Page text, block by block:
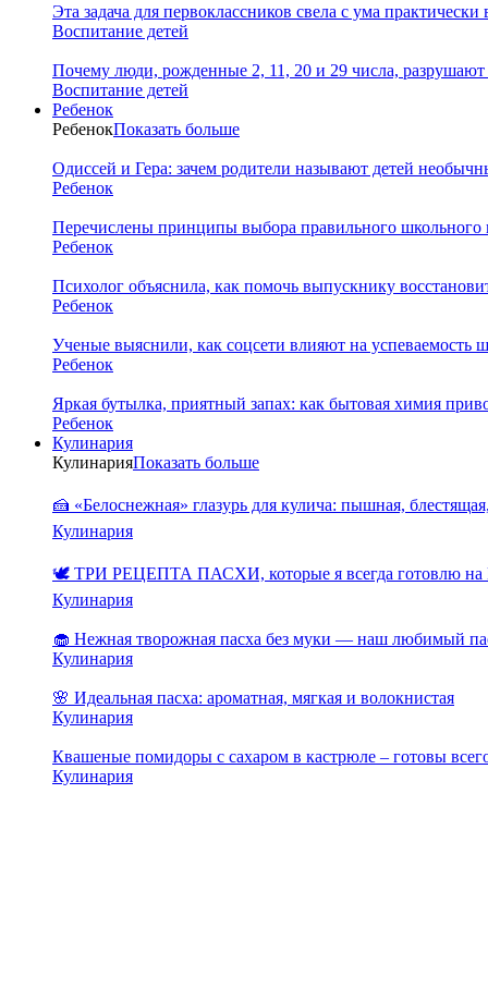
Эта задача для первоклассников свела с ума практически
Воспитание детей
Почему люди, рожденные 2, 11, 20 и 29 числа,
Воспитание детей
Ребенок
РебенокПоказать больше
Одиссей и Гера: зачем родители называют детей
Ребенок
Перечислены принципы выбора правильного школьного
Ребенок
Психолог объяснила, как помочь выпускнику
Ребенок
Ученые выяснили, как соцсети влияют на успеваемость
Ребенок
Яркая бутылка, приятный запах: как бытовая химия
Ребенок
Кулинария
КулинарияПоказать больше
🍰 «Белоснежная» глазурь для кулича: пышная,
Кулинария
🕊️ ТРИ РЕЦЕПТА ПАСХИ, которые я всегда готовлю на
Кулинария
🧁 Нежная творожная пасха без муки — наш любимый
Кулинария
🌸 Идеальная пасха: ароматная, мягкая и волокнистая
Кулинария
Квашеные помидоры с сахаром в кастрюле – готовы
Кулинария